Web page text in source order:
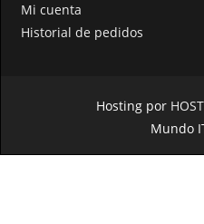
Mi cuenta
Historial de pedidos
Hosting por
Mundo